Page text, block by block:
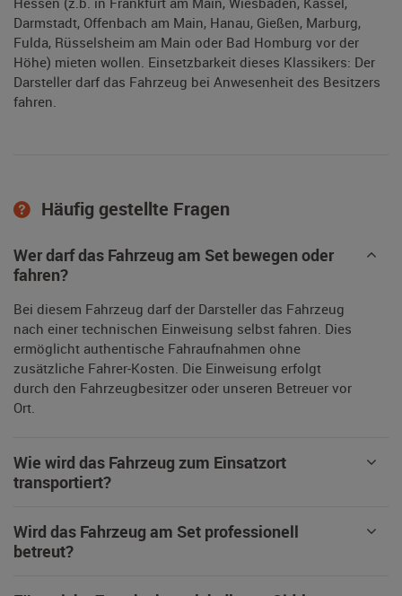
Darmstadt, Offenbach am Main, Hanau, Gießen, Marburg,
Fulda, Rüsselsheim am Main oder Bad Homburg vor der
Höhe) mieten wollen. Einsetzbarkeit dieses Klassikers: Der
Darsteller darf das Fahrzeug bei Anwesenheit des Besitzers
fahren.
Häufig gestellte Fragen
Wer darf das Fahrzeug am Set bewegen oder
fahren?
Bei diesem Fahrzeug darf der Darsteller das Fahrzeug
nach einer technischen Einweisung selbst fahren. Dies
ermöglicht authentische Fahraufnahmen ohne
zusätzliche Fahrer-Kosten. Die Einweisung erfolgt
durch den Fahrzeugbesitzer oder unseren Betreuer vor
Ort.
Wie wird das Fahrzeug zum Einsatzort
transportiert?
Wird das Fahrzeug am Set professionell
betreut?